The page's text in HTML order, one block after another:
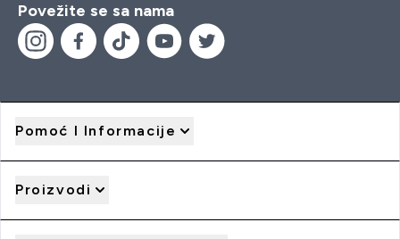
Povežite se sa nama
Pomoć I Informacije
Proizvodi